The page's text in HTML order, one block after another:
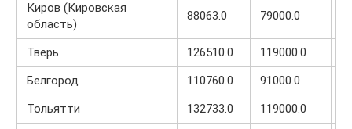
Киров (Кировская
область)
88063.0 79000.0
Тверь 126510.0 119000.0
Белгород
110760.0 91000.0
Тольятти
132733.0 119000.0